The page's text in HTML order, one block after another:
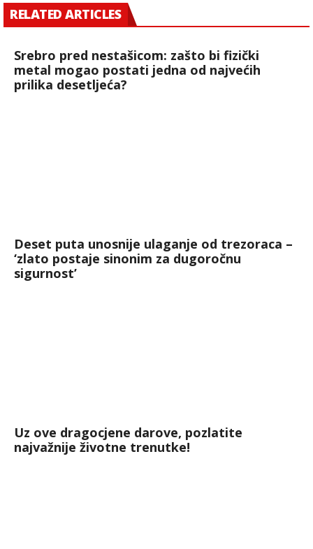
RELATED ARTICLES
Srebro pred nestašicom: zašto bi fizički
metal mogao postati jedna od najvećih
prilika desetljeća?
Deset puta unosnije ulaganje od trezoraca –
‘zlato postaje sinonim za dugoročnu
sigurnost’
Uz ove dragocjene darove, pozlatite
najvažnije životne trenutke!